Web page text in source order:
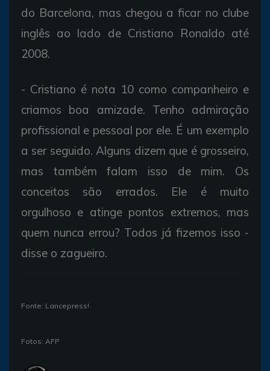
do Barcelona, mas chegou a ficar no clube
inglês ao lado de Cristiano Ronaldo até
2008.
- Cristiano é nota 10 como companheiro e
criamos boa amizade. Tenho admiração
profissional e pessoal por ele. É um exemplo
a ser seguido. Alguns dizem que é grosseiro,
mas também falam isso de mim. Os
conceitos são errados. Ele é muito
orgulhoso e atinge pontos extremos, mas
quem nunca errou? Todos já fizemos isso -
disse o zagueiro.
Fonte: Lancepress!
Fotos: AFP